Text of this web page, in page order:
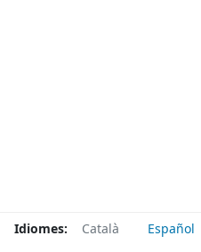
Idiomes: Català Español